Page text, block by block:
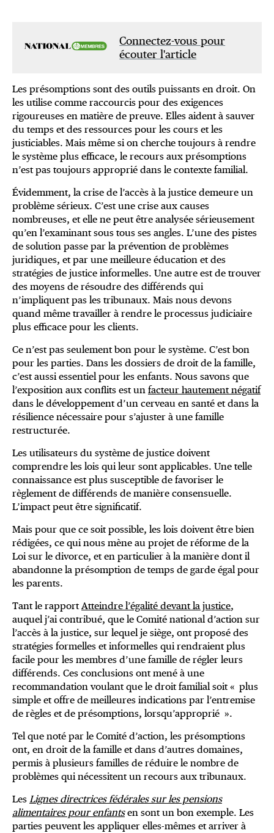
Connectez-vous pour
écouter l'article
Les présomptions sont des outils puissants en droit. On
les utilise comme raccourcis pour des exigences
rigoureuses en matière de preuve. Elles aident à sauver
du temps et des ressources pour les cours et les
justiciables. Mais même si on cherche toujours à rendre
le système plus efficace, le recours aux présomptions
n’est pas toujours approprié dans le contexte familial.
Évidemment, la crise de l’accès à la justice demeure un
problème sérieux. C’est une crise aux causes
nombreuses, et elle ne peut être analysée sérieusement
qu’en l’examinant sous tous ses angles. L’une des pistes
de solution passe par la prévention de problèmes
juridiques, et par une meilleure éducation et des
stratégies de justice informelles. Une autre est de trouver
des moyens de résoudre des différends qui
n’impliquent pas les tribunaux. Mais nous devons
quand même travailler à rendre le processus judiciaire
plus efficace pour les clients.
Ce n’est pas seulement bon pour le système. C’est bon
pour les parties. Dans les dossiers de droit de la famille,
c’est aussi essentiel pour les enfants. Nous savons que
l’exposition aux conflits est un facteur hautement négatif
dans le développement d’un cerveau en santé et dans la
résilience nécessaire pour s’ajuster à une famille
restructurée.
Les utilisateurs du système de justice doivent
comprendre les lois qui leur sont applicables. Une telle
connaissance est plus susceptible de favoriser le
règlement de différends de manière consensuelle.
L’impact peut être significatif.
Mais pour que ce soit possible, les lois doivent être bien
rédigées, ce qui nous mène au projet de réforme de la
Loi sur le divorce, et en particulier à la manière dont il
abandonne la présomption de temps de garde égal pour
les parents.
Tant le rapportAtteindre l’égalité devant la justice,
auquel j’ai contribué, que le Comité national d’action sur
l’accès à la justice, sur lequel je siège, ont proposé des
stratégies formelles et informelles qui rendraient plus
facile pour les membres d’une famille de régler leurs
différends. Ces conclusions ont mené à une
recommandation voulant que le droit familial soit « plus
simple et offre de meilleures indications par l’entremise
de règles et de présomptions, lorsqu’approprié ».
Tel que noté par le Comité d’action, les présomptions
ont, en droit de la famille et dans d’autres domaines,
permis à plusieurs familles de réduire le nombre de
problèmes qui nécessitent un recours aux tribunaux.
Les Lignes directrices fédérales sur les pensions
alimentaires pour enfantsen sont un bon exemple. Les
parties peuvent les appliquer elles-mêmes et arriver à